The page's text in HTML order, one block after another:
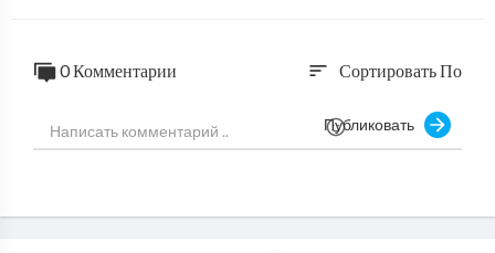
0 Комментарии sort Сортировать По
Публиковать